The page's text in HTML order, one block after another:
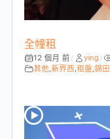
全幢租
12 個月 前 / ying /
其他 新界西 租盤 錦田